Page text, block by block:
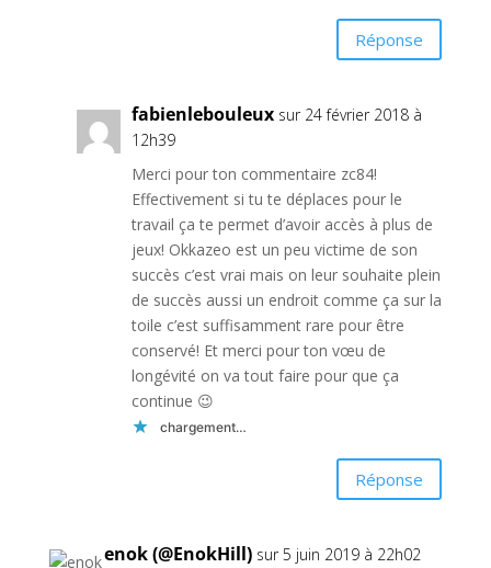
Réponse
fabienlebouleux sur 24 février 2018 à
12h39
Merci pour ton commentaire zc84!
Effectivement si tu te déplaces pour le
travail ça te permet d’avoir accès à plus de
jeux! Okkazeo est un peu victime de son
succès c’est vrai mais on leur souhaite plein
de succès aussi un endroit comme ça sur la
toile c’est suffisamment rare pour être
conservé! Et merci pour ton vœu de
longévité on va tout faire pour que ça
continue 😉
chargement…
Réponse
enok (@EnokHill) sur 5 juin 2019 à 22h02